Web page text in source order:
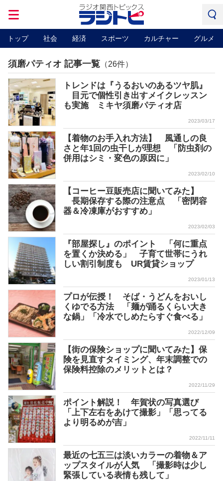
トップ 社会 経済 スポーツ カルチャー グルメ
須磨パティオ 記事一覧 （26件）
トレンドは『うるおいのあるツヤ肌』
目元で個性引き出すメイクレッスン
も実施 ミキヤ須磨パティオ店
2023/03/17
【着物のお手入れ方法】 風通しの良
さと年1回の虫干しが理想 「防虫剤の
併用はシミ・変色の原因に」
2023/02/10
【コーヒー豆販売店に聞いてみた】
長期保存する際の注意点 「密閉容
器＆冷凍庫がおすすめ」
2023/02/03
『部屋探し』のポイント 「何に重点
を置くか決める」 子育て世帯にうれ
しい割引制度も UR賃貸ショップ
2023/01/13
プロが伝授！ そば・うどんをおいし
くゆでる方法 「麺が踊るくらい大き
な鍋」「冷水でしめたらすぐ食べる」
2022/12/09
【街の保険ショップに聞いてみた】保
険を見直すタイミング、年末調整での
保険料控除のメリットとは？
2022/11/29
ポイント解説！ 年賀状の写真選び
「上下左右をあけて撮影」「思ってる
より明るめが吉」
2022/11/11
最近の七五三は淡いカラーの着物＆ア
ップスタイルが人気 「撮影時は少し
緊張している表情も残して」